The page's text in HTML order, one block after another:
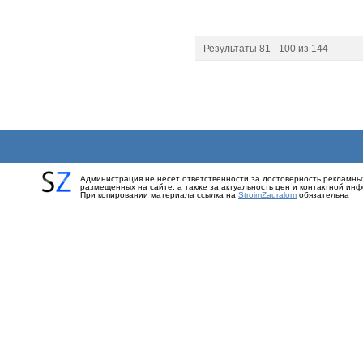
Результаты 81 - 100 из 144
Администрация не несет ответственности за достоверность
размещенных на сайте, а также за актуальность цен и контактной
При копировании материала ссылка на StroimZauralom обязательна